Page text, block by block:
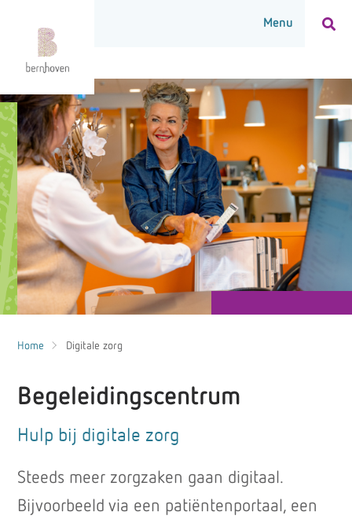
Home Digitale zorg
Begeleidingscentrum
Hulp bij digitale zorg
Steeds meer zorgzaken gaan digitaal.
Bijvoorbeeld via een patiëntenportaal, een